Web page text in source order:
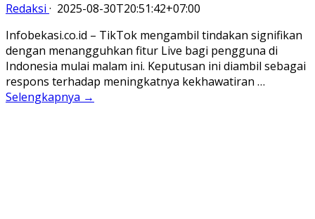
Redaksi · 2025-08-30T20:51:42+07:00
Infobekasi.co.id – TikTok mengambil tindakan signifikan
dengan menangguhkan fitur Live bagi pengguna di
Indonesia mulai malam ini. Keputusan ini diambil sebagai
respons terhadap meningkatnya kekhawatiran …
Selengkapnya →